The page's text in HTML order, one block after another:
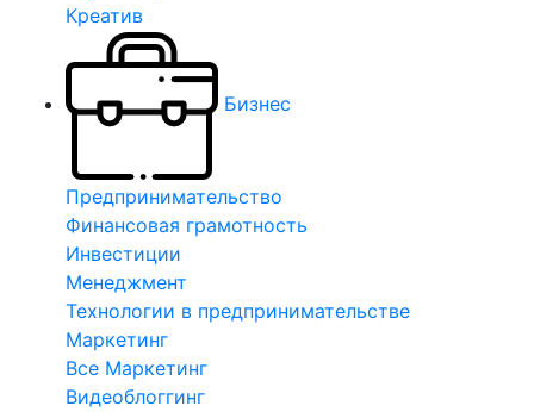
Креатив
Бизнес
Предпринимательство
Финансовая грамотность
Инвестиции
Менеджмент
Технологии в предпринимательстве
Маркетинг
Все Маркетинг
Видеоблоггинг